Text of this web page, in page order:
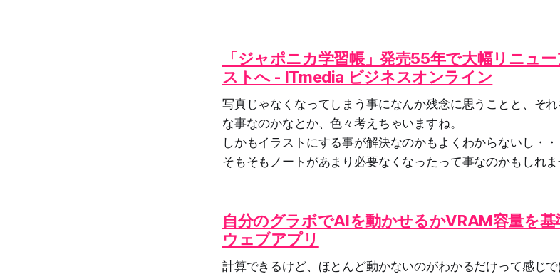
「ジャポニカ学習帳」発売55年で大幅リニ
ストへ - ITmedia ビジネスオンライン
写真じゃなくなってしまう事になんか残念に思うことと、そ
な事なのかなとか、色々考えちゃいますね。
しかもイラストにする事が解決なのかもよくわからないし・・
そもそもノートがあまり必要なくなったって事なのかもしれま
自分のグラボでAIを動かせるかVRAM容量を
ウェブアプリ
計算できるけど、ほとんど動かないのがわかるだけって感じ